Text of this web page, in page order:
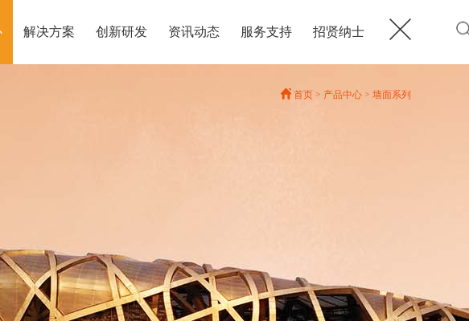
解决方案 创新研发 资讯动态 服务支持 招贤纳士
首页 > 产品中心 > 墙面系列